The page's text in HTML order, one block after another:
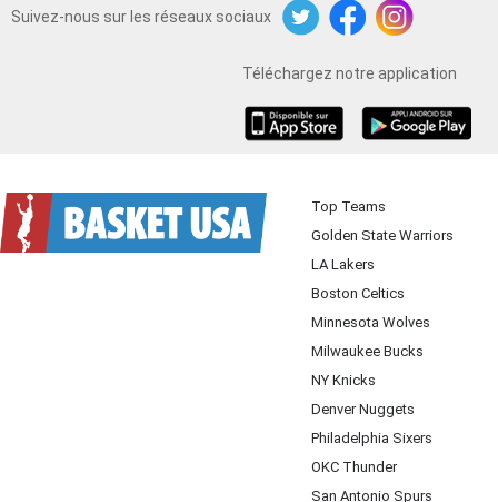
Suivez-nous sur les réseaux sociaux
TwitterFacebookInstagram
Téléchargez notre application
Top Teams
Golden State Warriors
LA Lakers
Boston Celtics
Minnesota Wolves
Milwaukee Bucks
NY Knicks
Denver Nuggets
Philadelphia Sixers
OKC Thunder
San Antonio Spurs